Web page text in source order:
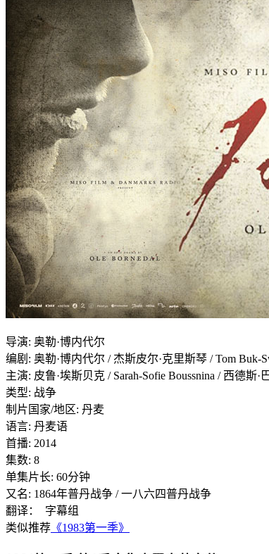
导演: 奥勒·博内代尔
编剧 : 奥勒·博内代尔 / 杰斯皮尔·克里斯琴 / Tom Buk-
主演: 皮鲁·埃斯贝克 / Sarah-Sofie Boussnina / 西德斯·
类型: 战争
制片国家/地区: 丹麦
语言: 丹麦语
首播: 2014
集数: 8
单集片长: 60分钟
又名: 1864年普丹战争 / 一八六四普丹战争
翻译： 字幕组
类似推荐 《1983第一季》